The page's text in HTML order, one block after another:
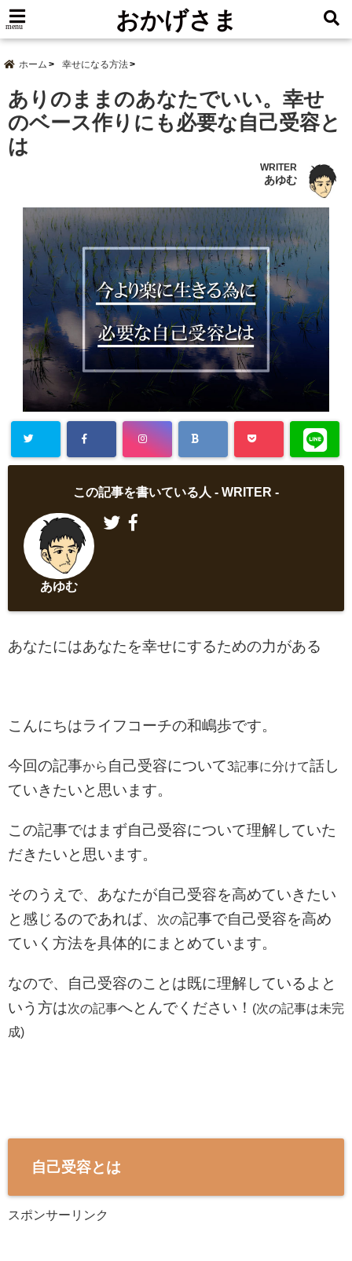
menu おかげさま
ホーム 幸せになる方法
ありのままのあなたでいい。幸せ
のベース作りにも必要な自己受容と
は
WRITER
あゆむ
この記事を書いている人 - WRITER -
あゆむ
あなたにはあなたを幸せにするための力がある
こんにちはライフコーチの和嶋歩です。
今回の記事から 自己受容について3記事に分けて話し
ていきたいと思います。
この記事ではまず自己受容について理解していた
だきたいと思います。
そのうえで、あなたが自己受容を高めていきたい
と感じるのであれば、
次の記事で自己受容を高め
ていく方法を具体的にまとめています。
なので、自己受容のことは既に理解しているよと
いう方は次の記事へとんでください！ (次の記事は未完
成)
自己受容とは
スポンサーリンク